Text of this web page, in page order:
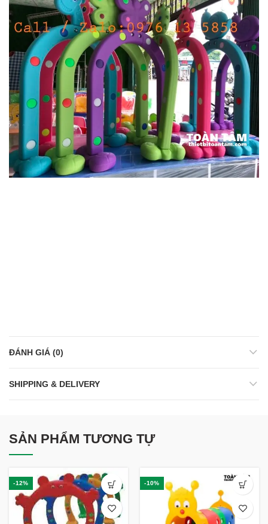
ĐÁNH GIÁ (0)
SHIPPING & DELIVERY
SẢN PHẨM TƯƠNG TỰ
-12% -10%